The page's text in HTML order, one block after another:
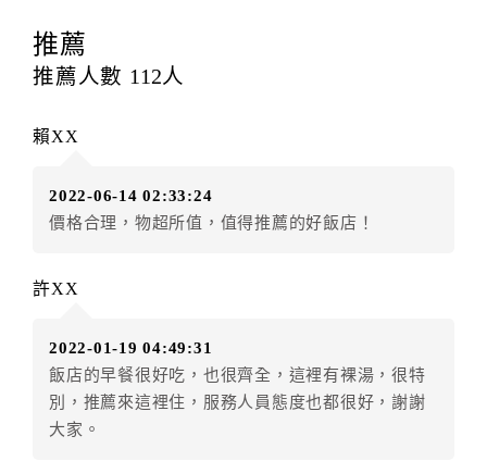
本契約之房價經雙方合意，依網路售價計費（含稅
金及服務費），乙方除提供住宿外，尚包括（依預訂專
第四條（入住、退房時間）
甲方入住及退房之時間依飯店現場規定。但甲、乙
甲、乙雙方同意本契約之付款方式依乙方提供方
式。
乙方接受甲方訂房後，甲方入住前，乙方預收取總
第七條（甲方解約時定金之退還）
甲方解約時，應通知乙方，並得要求乙方依下列標
準返還已繳之定金金額：
一、甲方解約通知於預定住宿日前第十四日以前到達
推薦
推薦人數 112人
賴XX
2022-06-14 02:33:24
價格合理，物超所值，值得推薦的好飯店！
許XX
2022-01-19 04:49:31
飯店的早餐很好吃，也很齊全，這裡有裸湯，很特
別，推薦來這裡住，服務人員態度也都很好，謝謝
大家。